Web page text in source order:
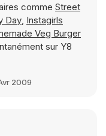
comme Street
Day, Instagirls
Veg Burger
sur Y8
2009